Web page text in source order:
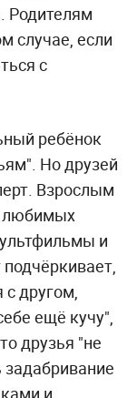
Родителям
случае, если
с
ребёнок
Но друзей
Взрослым
любимых
и
другом,
ещё кучу",
друзья "не
и